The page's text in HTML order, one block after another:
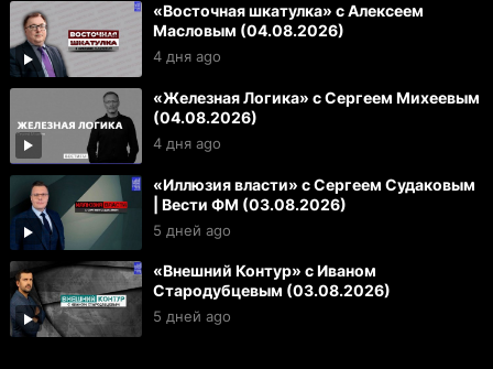
«Восточная шкатулка» с Алексеем
Масловым (04.08.2026)
4 дня ago
«Железная Логика» с Сергеем Михеевым
(04.08.2026)
4 дня ago
«Иллюзия власти» с Сергеем Судаковым
| Вести ФМ (03.08.2026)
5 дней ago
«Внешний Контур» с Иваном
Стародубцевым (03.08.2026)
5 дней ago